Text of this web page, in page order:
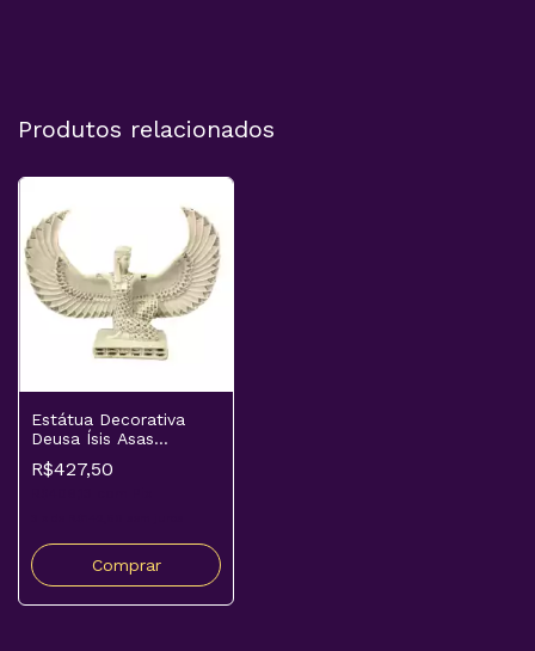
Produtos relacionados
Estátua Decorativa
Deusa Ísis Asas
Abertas
R$427,50